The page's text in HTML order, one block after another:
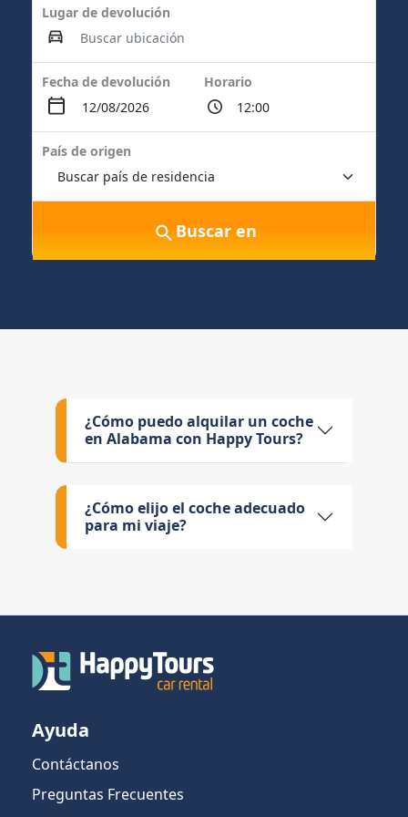
Lugar de devolución
Fecha de devolución Horario
País de origen
Buscar en
¿Cómo puedo alquilar un coche
en Alabama con Happy Tours?
¿Cómo elijo el coche adecuado
para mi viaje?
Ayuda
Contáctanos
Preguntas Frecuentes